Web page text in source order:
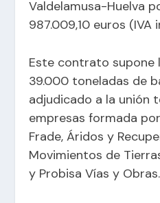
Valdelamusa-Huelva
987.009,10 euros (IVA
Este contrato supone
39.000 toneladas de
adjudicado a la unión
empresas formada
Frade, Áridos y
Movimientos de
y Probisa Vías y Obras.